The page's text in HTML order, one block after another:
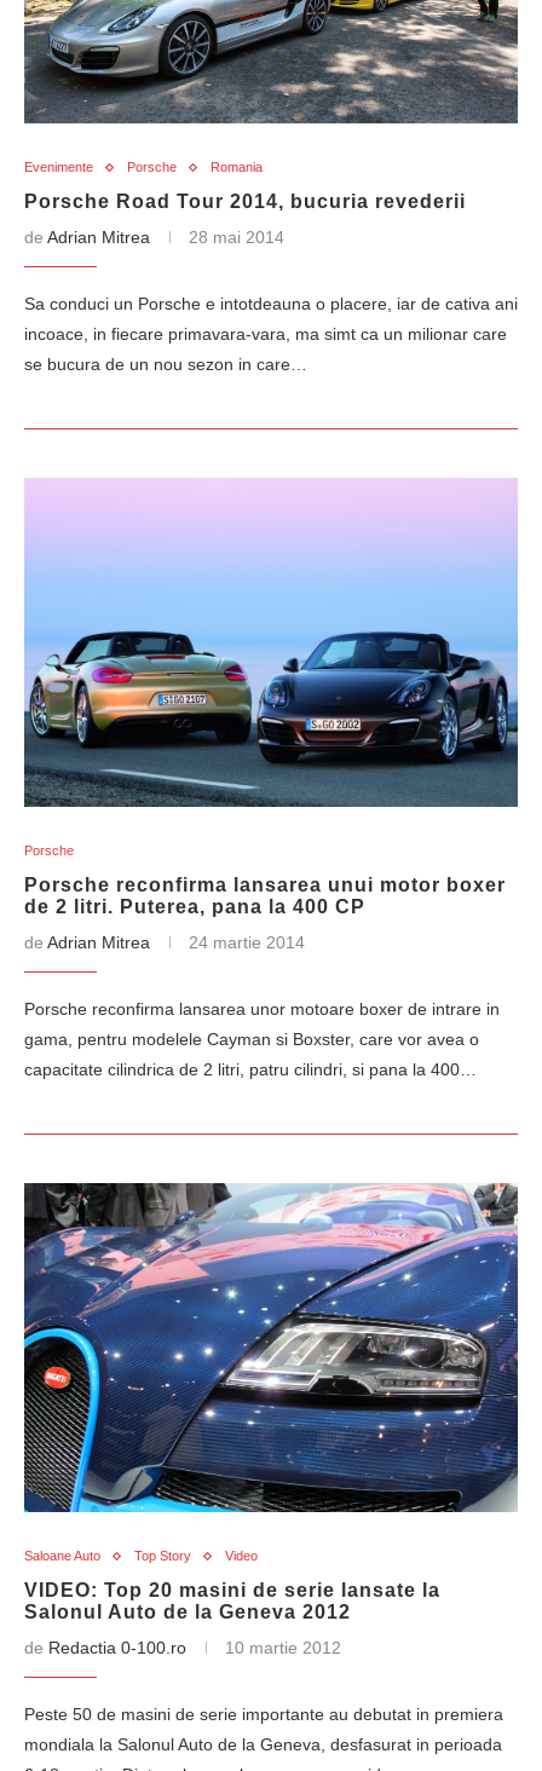
Evenimente Porsche Romania
Porsche Road Tour 2014, bucuria revederii
de Adrian Mitrea 28 mai 2014
Sa conduci un Porsche e intotdeauna o placere, iar de cativa ani
incoace, in fiecare primavara-vara, ma simt ca un milionar care
se bucura de un nou sezon in care…
Porsche
Porsche reconfirma lansarea unui motor boxer
de 2 litri. Puterea, pana la 400 CP
de Adrian Mitrea 24 martie 2014
Porsche reconfirma lansarea unor motoare boxer de intrare in
gama, pentru modelele Cayman si Boxster, care vor avea o
capacitate cilindrica de 2 litri, patru cilindri, si pana la 400…
Saloane Auto Top Story Video
VIDEO: Top 20 masini de serie lansate la
Salonul Auto de la Geneva 2012
de Redactia 0-100.ro 10 martie 2012
Peste 50 de masini de serie importante au debutat in premiera
mondiala la Salonul Auto de la Geneva, desfasurat in perioada